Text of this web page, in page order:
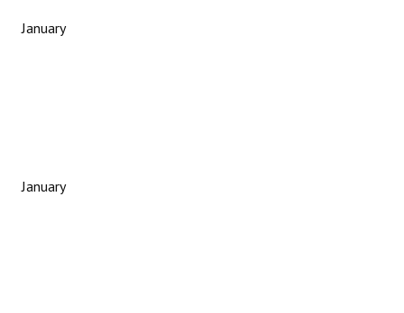
January
January